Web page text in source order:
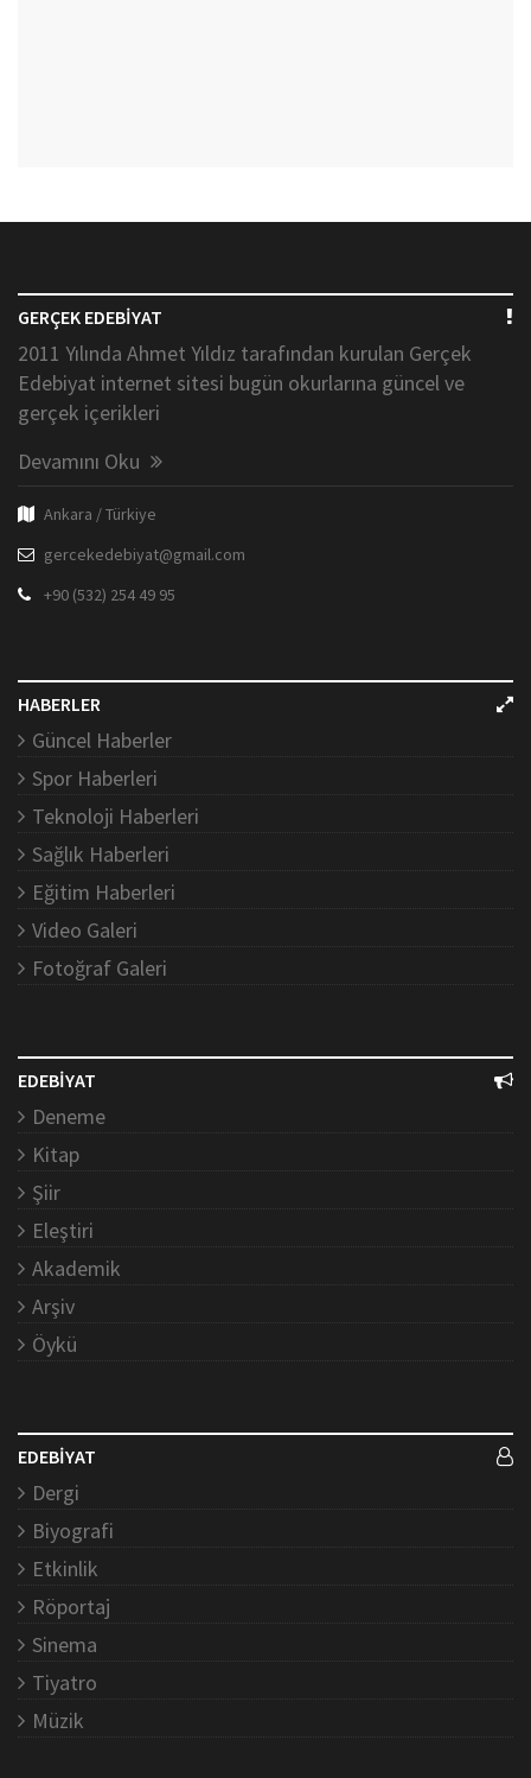
GERÇEK EDEBİYAT
2011 Yılında Ahmet Yıldız tarafından kurulan Gerçek
Edebiyat internet sitesi bugün okurlarına güncel ve
gerçek içerikleri
Devamını Oku
Ankara / Türkiye
gercekedebiyat@gmail.com
+90 (532) 254 49 95
HABERLER
Güncel Haberler
Spor Haberleri
Teknoloji Haberleri
Sağlık Haberleri
Eğitim Haberleri
Video Galeri
Fotoğraf Galeri
EDEBİYAT
Deneme
Kitap
Şiir
Eleştiri
Akademik
Arşiv
Öykü
EDEBİYAT
Dergi
Biyografi
Etkinlik
Röportaj
Sinema
Tiyatro
Müzik